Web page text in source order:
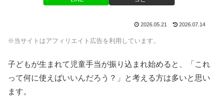
2026.05.21 2026.07.14
※当サイトはアフィリエイト広告を利用しています。
子どもが生まれて児童手当が振り込まれ始めると、「これ
って何に使えばいいんだろう？」と考える方は多いと思い
ます。